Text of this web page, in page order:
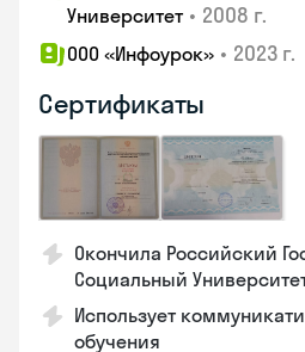
Университет • 2008 г.
ООО «Инфоурок» • 2023 г.
Сертификаты
Окончила Российский
Социальный
Использует
обучения